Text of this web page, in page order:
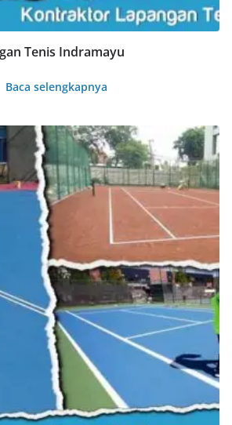
Tenis Indramayu
Baca selengkapnya